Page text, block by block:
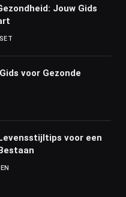
Jouw Gids
voor Gezonde
voor een